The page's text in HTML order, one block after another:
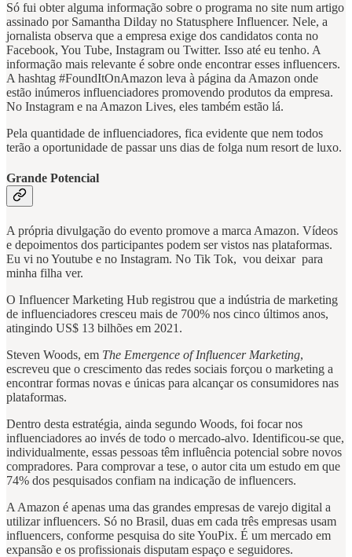
Só fui obter alguma informação sobre o programa no site num artigo
assinado por Samantha Dilday no Statusphere Influencer. Nele, a
jornalista observa que a empresa exige dos candidatos conta no
Facebook, You Tube, Instagram ou Twitter. Isso até eu tenho. A
informação mais relevante é sobre onde encontrar esses influencers.
A hashtag #FoundItOnAmazon leva à página da Amazon onde
estão inúmeros influenciadores promovendo produtos da empresa.
No Instagram e na Amazon Lives, eles também estão lá.
Pela quantidade de influenciadores, fica evidente que nem todos
terão a oportunidade de passar uns dias de folga num resort de luxo.
Grande Potencial
A própria divulgação do evento promove a marca Amazon. Vídeos
e depoimentos dos participantes podem ser vistos nas plataformas.
Eu vi no Youtube e no Instagram. No Tik Tok, vou deixar para
minha filha ver.
O Influencer Marketing Hub registrou que a indústria de marketing
de influenciadores cresceu mais de 700% nos cinco últimos anos,
atingindo US$ 13 bilhões em 2021.
Steven Woods, em The Emergence of Influencer Marketing,
escreveu que o crescimento das redes sociais forçou o marketing a
encontrar formas novas e únicas para alcançar os consumidores nas
plataformas.
Dentro desta estratégia, ainda segundo Woods, foi focar nos
influenciadores ao invés de todo o mercado-alvo. Identificou-se que,
individualmente, essas pessoas têm influência potencial sobre novos
compradores. Para comprovar a tese, o autor cita um estudo em que
74% dos pesquisados confiam na indicação de influencers.
A Amazon é apenas uma das grandes empresas de varejo digital a
utilizar influencers. Só no Brasil, duas em cada três empresas usam
influencers, conforme pesquisa do site YouPix. É um mercado em
expansão e os profissionais disputam espaço e seguidores.